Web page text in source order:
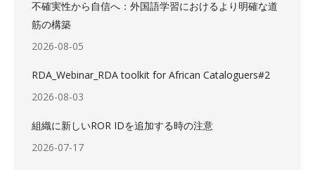
不確実性から自信へ：外国語学習におけるより明確な道
筋の構築
2026-08-05
RDA_Webinar_RDA toolkit for African Cataloguers#2
2026-08-03
組織に新しいROR IDを追加する時の注意
2026-07-17